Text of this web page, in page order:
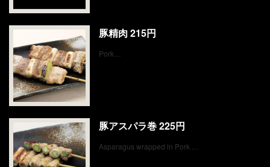
豚精肉 215円
Pork…
豚アスパラ巻 225円
Asparagus wrapped in Pork …